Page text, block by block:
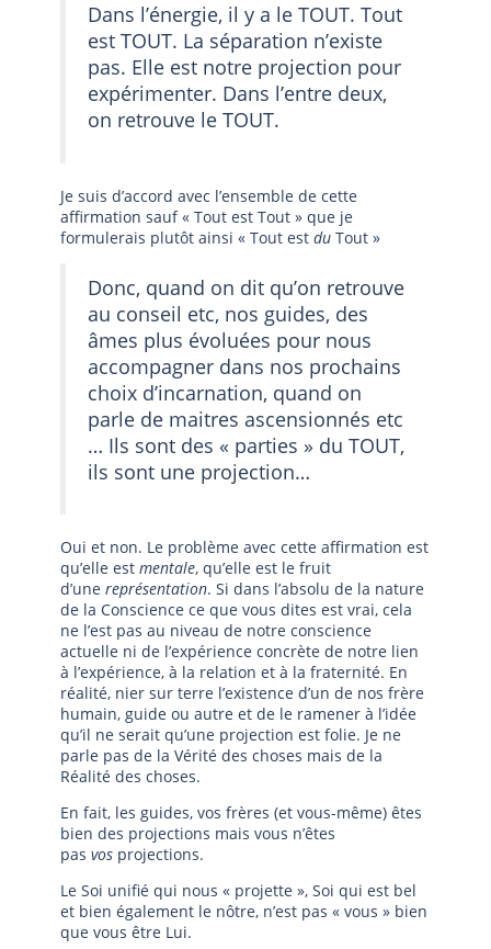
Dans l’énergie, il y a le TOUT. Tout
est TOUT. La séparation n’existe
pas. Elle est notre projection pour
expérimenter. Dans l’entre deux,
on retrouve le TOUT.
Je suis d’accord avec l’ensemble de cette
affirmation sauf « Tout est Tout » que je
formulerais plutôt ainsi « Tout est du Tout »
Donc, quand on dit qu’on retrouve
au conseil etc, nos guides, des
âmes plus évoluées pour nous
accompagner dans nos prochains
choix d’incarnation, quand on
parle de maitres ascensionnés etc
… Ils sont des « parties » du TOUT,
ils sont une projection…
Oui et non. Le problème avec cette affirmation est
qu’elle est mentale, qu’elle est le fruit
d’une représentation. Si dans l’absolu de la nature
de la Conscience ce que vous dites est vrai, cela
ne l’est pas au niveau de notre conscience
actuelle ni de l’expérience concrète de notre lien
à l’expérience, à la relation et à la fraternité. En
réalité, nier sur terre l’existence d’un de nos frère
humain, guide ou autre et de le ramener à l’idée
qu’il ne serait qu’une projection est folie. Je ne
parle pas de la Vérité des choses mais de la
Réalité des choses.
En fait, les guides, vos frères (et vous-même) êtes
bien des projections mais vous n’êtes
pas vos projections.
Le Soi unifié qui nous « projette », Soi qui est bel
et bien également le nôtre, n’est pas « vous » bien
que vous être Lui.